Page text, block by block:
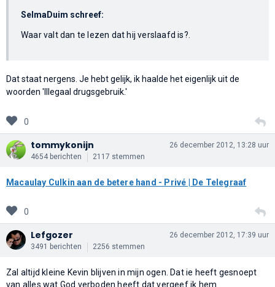
SelmaDuim schreef:
Waar valt dan te lezen dat hij verslaafd is?.
Dat staat nergens. Je hebt gelijk, ik haalde het eigenlijk uit de
woorden 'Illegaal drugsgebruik.'
0
tommykonijn
4654 berichten 2117 stemmen
26 december 2012, 13:28 uur
Macaulay Culkin aan de betere hand - Privé | De Telegraaf
0
Lefgozer
3491 berichten 2256 stemmen
26 december 2012, 17:39 uur
Zal altijd kleine Kevin blijven in mijn ogen. Dat ie heeft gesnoept
van alles wat God verboden heeft dat vergeef ik hem.